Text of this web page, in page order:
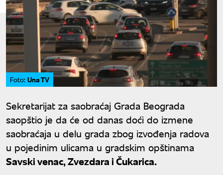
Foto: Una TV
Sekretarijat za saobraćaj Grada Beograda
saopštio je da će od danas doći do izmene
saobraćaja u delu grada zbog izvođenja radova
u pojedinim ulicama u gradskim opštinama
Savski venac, Zvezdara i Čukarica.